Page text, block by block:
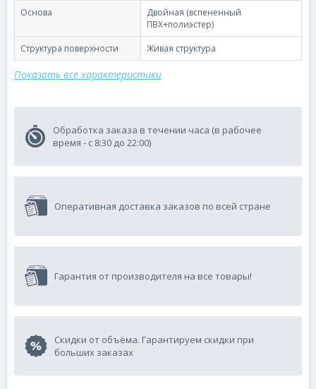
Основа
Двойная (вспененный
ПВХ+полиэстер)
Структура поверхности
Живая структура
Показать все характеристики
Обработка заказа в течении часа (в рабочее
время - с 8:30 до 22:00)
Оперативная доставка заказов по всей стране
Гарантия от производителя на все товары!
Скидки от объёма. Гарантируем скидки при
больших заказах